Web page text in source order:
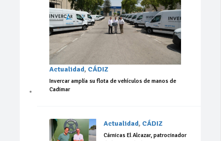
Actualidad, CÁDIZ
Invercar amplía su flota de vehículos de manos de
Cadimar
Actualidad, CÁDIZ
Cárnicas El Alcazar, patrocinador